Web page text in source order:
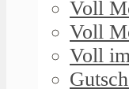
Voll
Voll
Voll